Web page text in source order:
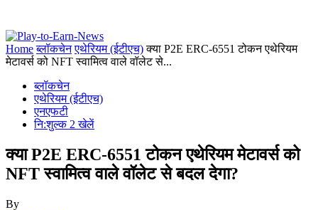
Home ब्लॉकचेन एथेरियम (ईटीएच) क्या P2E ERC-6551 टोकन एथेरियम
मेटावर्स को NFT स्वामित्व वाले वॉलेट से...
ब्लॉकचेन
एथेरियम (ईटीएच)
एनएफटी
नि:शुल्क 2 खेलें
क्या P2E ERC-6551 टोकन एथेरियम मेटावर्स को
NFT स्वामित्व वाले वॉलेट से बदल देगा?
By